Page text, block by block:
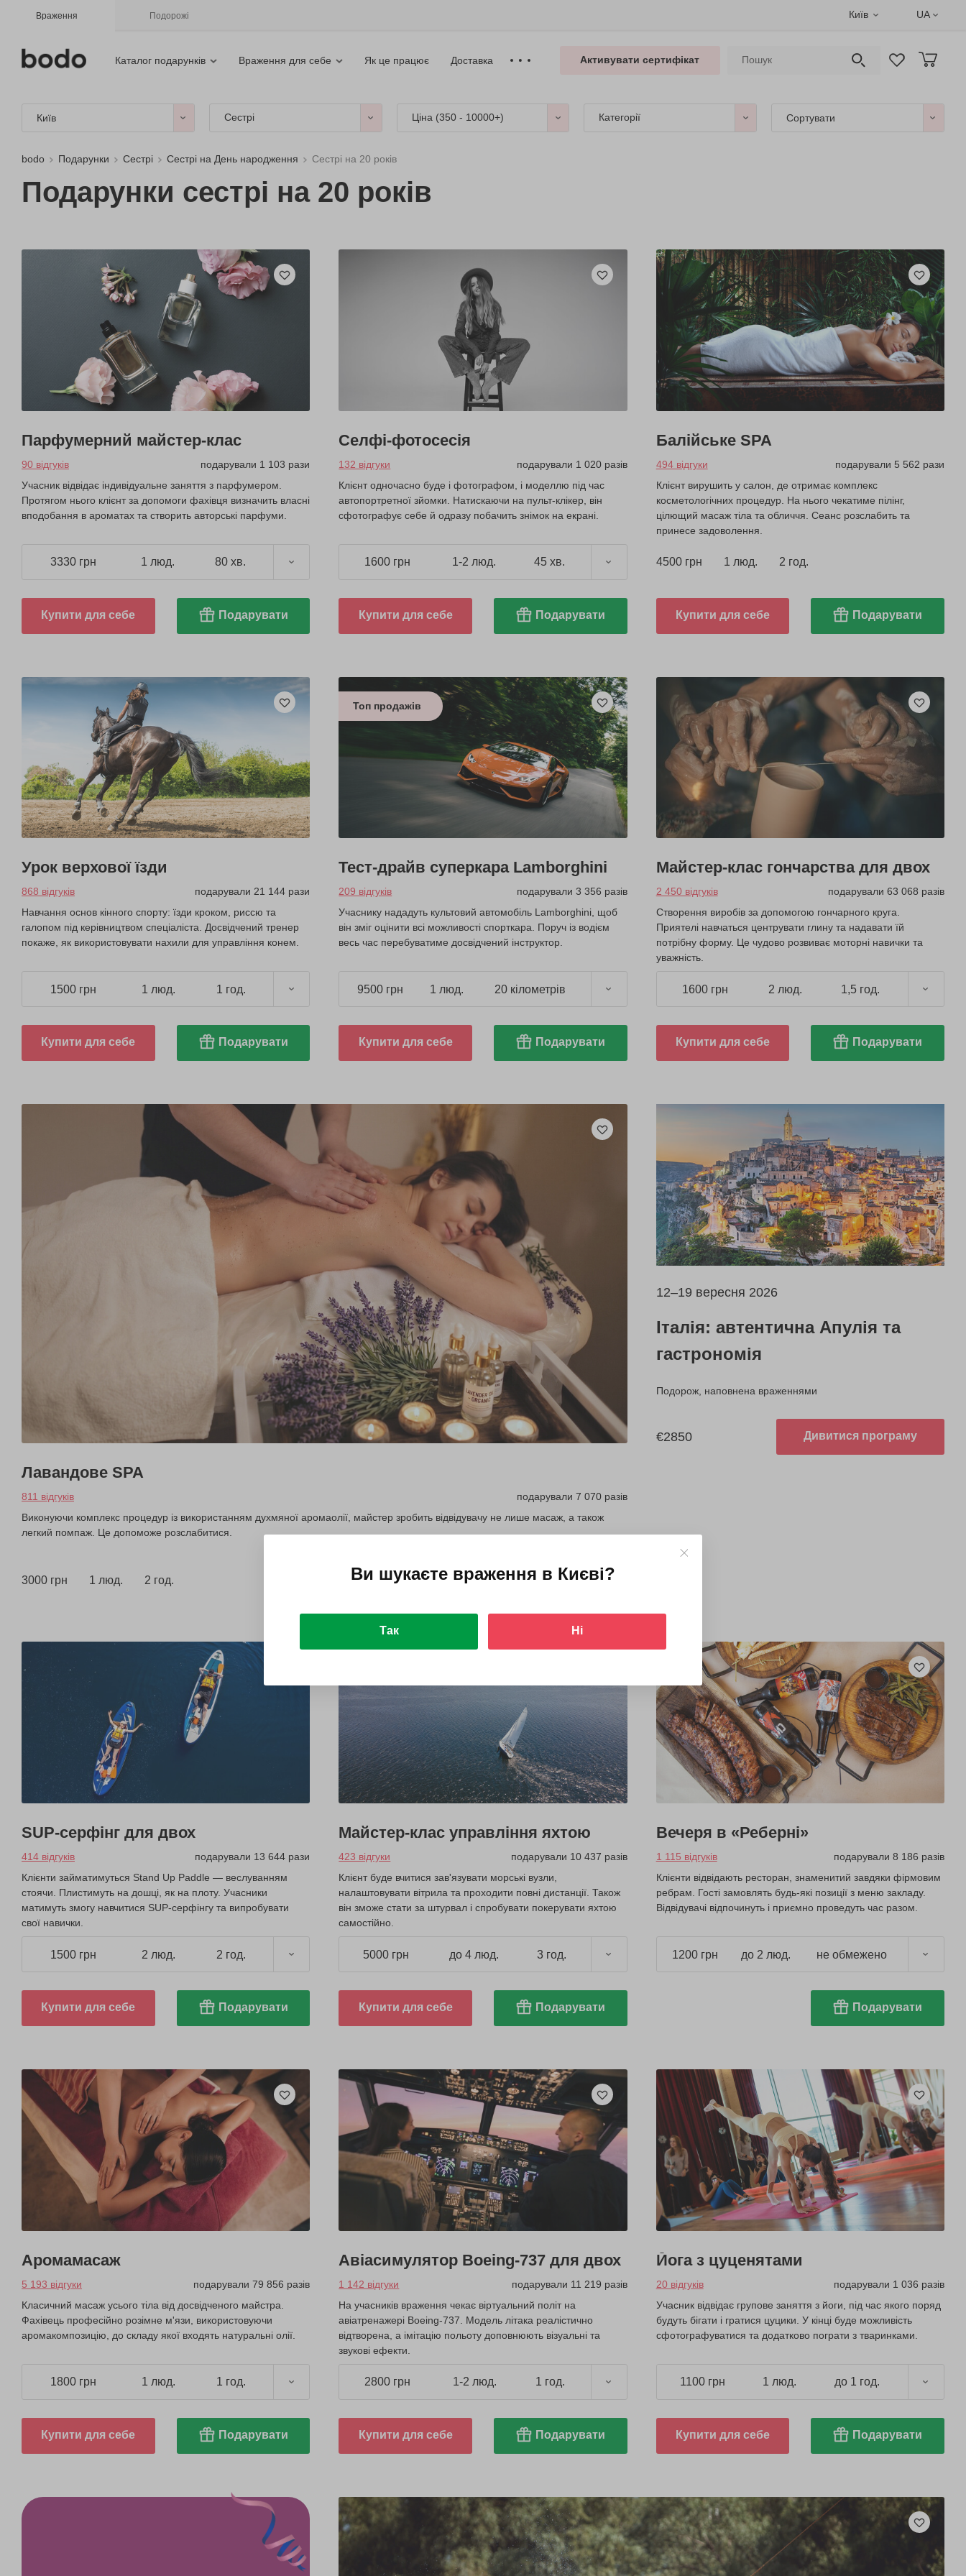
Враження Подорожі Київ UA
Каталог подарунків Враження для себе Як це працює Доставка Активувати сертифікат
Київ Сестрі Ціна (350 - 10000+) Категорії Сортувати
bodo Подарунки Сестрі Сестрі на День народження Сестрі на 20 років
Подарунки сестрі на 20 років
Парфумерний майстер-клас
90 відгуків
подарували 1 103 рази
Учасник відвідає індивідуальне заняття з парфумером.
Протягом нього клієнт за допомоги фахівця визначить власні
вподобання в ароматах та створить авторські парфуми.
3330 грн 1 люд. 80 хв.
Купити для себе Подарувати
Селфі-фотосесія
132 відгуки
подарували 1 020 разів
Клієнт одночасно буде і фотографом, і моделлю під час
автопортретної зйомки. Натискаючи на пульт-клікер, він
сфотографує себе й одразу побачить знімок на екрані.
1600 грн 1-2 люд. 45 хв.
Купити для себе Подарувати
Балійське SPA
494 відгуки
подарували 5 562 рази
Клієнт вирушить у салон, де отримає комплекс
косметологічних процедур. На нього чекатиме пілінг,
цілющий масаж тіла та обличчя. Сеанс розслабить та
принесе задоволення.
4500 грн 1 люд. 2 год.
Купити для себе Подарувати
Урок верхової їзди
868 відгуків
подарували 21 144 рази
Навчання основ кінного спорту: їзди кроком, риссю та
галопом під керівництвом спеціаліста. Досвідчений тренер
покаже, як використовувати нахили для управління конем.
1500 грн 1 люд. 1 год.
Купити для себе Подарувати
Топ продажів
Тест-драйв суперкара Lamborghini
209 відгуків
подарували 3 356 разів
Учаснику нададуть культовий автомобіль Lamborghini, щоб
він зміг оцінити всі можливості спорткара. Поруч із водієм
весь час перебуватиме досвідчений інструктор.
9500 грн 1 люд. 20 кілометрів
Купити для себе Подарувати
Майстер-клас гончарства для двох
2 450 відгуків
подарували 63 068 разів
Створення виробів за допомогою гончарного круга.
Приятелі навчаться центрувати глину та надавати їй
потрібну форму. Це чудово розвиває моторні навички та
уважність.
1600 грн 2 люд. 1,5 год.
Купити для себе Подарувати
Лавандове SPA
811 відгуків
подарували 7 070 разів
Виконуючи комплекс процедур із використанням духмяної аромаолії, майстер зробить відвідувачу не лише масаж, а також
легкий помпаж. Це допоможе розслабитися.
3000 грн 1 люд. 2 год. Купити для себе Подарувати
12–19 вересня 2026
Італія: автентична Апулія та
гастрономія
Подорож, наповнена враженнями
€2850 Дивитися програму
SUP-серфінг для двох
414 відгуків
подарували 13 644 рази
Клієнти займатимуться Stand Up Paddle — веслуванням
стоячи. Плистимуть на дошці, як на плоту. Учасники
матимуть змогу навчитися SUP-серфінгу та випробувати
свої навички.
1500 грн 2 люд. 2 год.
Купити для себе Подарувати
Майстер-клас управління яхтою
423 відгуки
подарували 10 437 разів
Клієнт буде вчитися зав'язувати морські вузли,
налаштовувати вітрила та проходити повні дистанції. Також
він зможе стати за штурвал і спробувати покерувати яхтою
самостійно.
5000 грн до 4 люд. 3 год.
Купити для себе Подарувати
Вечеря в «Реберні»
1 115 відгуків
подарували 8 186 разів
Клієнти відвідають ресторан, знаменитий завдяки фірмовим
ребрам. Гості замовлять будь-які позиції з меню закладу.
Відвідувачі відпочинуть і приємно проведуть час разом.
1200 грн до 2 люд. не обмежено
Подарувати
Аромамасаж
5 193 відгуки
подарували 79 856 разів
Класичний масаж усього тіла від досвідченого майстра.
Фахівець професійно розімне м'язи, використовуючи
аромакомпозицію, до складу якої входять натуральні олії.
1800 грн 1 люд. 1 год.
Купити для себе Подарувати
Авіасимулятор Boeing-737 для двох
1 142 відгуки
подарували 11 219 разів
На учасників враження чекає віртуальний політ на
авіатренажері Boeing-737. Модель літака реалістично
відтворена, а імітацію польоту доповнюють візуальні та
звукові ефекти.
2800 грн 1-2 люд. 1 год.
Купити для себе Подарувати
Йога з цуценятами
20 відгуків
подарували 1 036 разів
Учасник відвідає групове заняття з йоги, під час якого поряд
будуть бігати і гратися цуцики. У кінці буде можливість
сфотографуватися та додатково пограти з тваринками.
1100 грн 1 люд. до 1 год.
Купити для себе Подарувати
Ви шукаєте враження в Києві?
Так Ні